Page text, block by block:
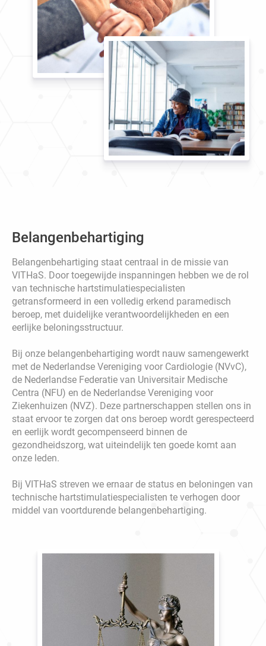
Belangenbehartiging
Belangenbehartiging staat centraal in de missie van
VITHaS. Door toegewijde inspanningen hebben we de rol
van technische hartstimulatiespecialisten
getransformeerd in een volledig erkend paramedisch
beroep, met duidelijke verantwoordelijkheden en een
eerlijke beloningsstructuur.
Bij onze belangenbehartiging wordt nauw samengewerkt
met de Nederlandse Vereniging voor Cardiologie (NVvC),
de Nederlandse Federatie van Universitair Medische
Centra (NFU) en de Nederlandse Vereniging voor
Ziekenhuizen (NVZ). Deze partnerschappen stellen ons in
staat ervoor te zorgen dat ons beroep wordt gerespecteerd
en eerlijk wordt gecompenseerd binnen de
gezondheidszorg, wat uiteindelijk ten goede komt aan
onze leden.
Bij VITHaS streven we ernaar de status en beloningen van
technische hartstimulatiespecialisten te verhogen door
middel van voortdurende belangenbehartiging.